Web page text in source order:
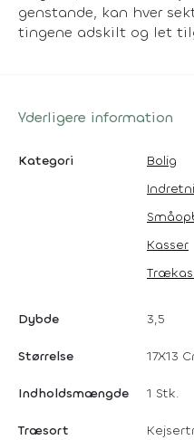
genstande, kan hver
tingene adskilt og let
Yderligere information
Kategori
Bolig
Kasser
Dybde 3,5
Størrelse 17X13
Indholdsmængde 1 Stk.
Træsort